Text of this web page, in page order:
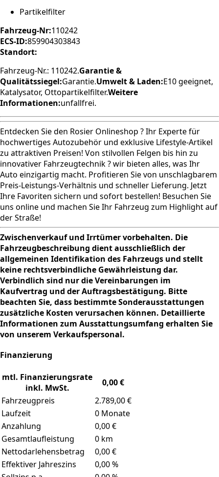
Partikelfilter
Fahrzeug-Nr:110242
ECS-ID:859904303843
Standort:
Fahrzeug-Nr.: 110242.Garantie &
Qualitätssiegel:Garantie.Umwelt & Laden:E10 geeignet,
Katalysator, Ottopartikelfilter.Weitere
Informationen:unfallfrei.
Entdecken Sie den Rosier Onlineshop ? Ihr Experte für
hochwertiges Autozubehör und exklusive Lifestyle-Artikel
zu attraktiven Preisen! Von stilvollen Felgen bis hin zu
innovativer Fahrzeugtechnik ? wir bieten alles, was Ihr
Auto einzigartig macht. Profitieren Sie von unschlagbarem
Preis-Leistungs-Verhältnis und schneller Lieferung. Jetzt
Ihre Favoriten sichern und sofort bestellen! Besuchen Sie
uns online und machen Sie Ihr Fahrzeug zum Highlight auf
der Straße!
Zwischenverkauf und Irrtümer vorbehalten. Die
Fahrzeugbeschreibung dient ausschließlich der
allgemeinen Identifikation des Fahrzeugs und stellt
keine rechtsverbindliche Gewährleistung dar.
Verbindlich sind nur die Vereinbarungen im
Kaufvertrag und der Auftragsbestätigung. Bitte
beachten Sie, dass bestimmte Sonderausstattungen
zusätzliche Kosten verursachen können. Detaillierte
Informationen zum Ausstattungsumfang erhalten Sie
von unserem Verkaufspersonal.
Finanzierung
mtl. Finanzierungsrate
inkl. MwSt.
0,00 €
Fahrzeugpreis
2.789,00 €
Laufzeit
0 Monate
Anzahlung
0,00 €
Gesamtlaufleistung
0 km
Nettodarlehensbetrag
0,00 €
Effektiver Jahreszins
0,00 %